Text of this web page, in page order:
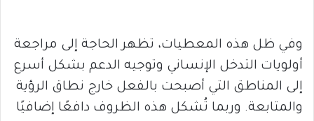
وفي ظل هذه المعطيات، تظهر الحاجة إلى مراجعة
أولويات التدخل الإنساني وتوجيه الدعم بشكل أسرع
إلى المناطق التي أصبحت بالفعل خارج نطاق الرؤية
والمتابعة. وربما تُشكل هذه الظروف دافعًا إضافيًا